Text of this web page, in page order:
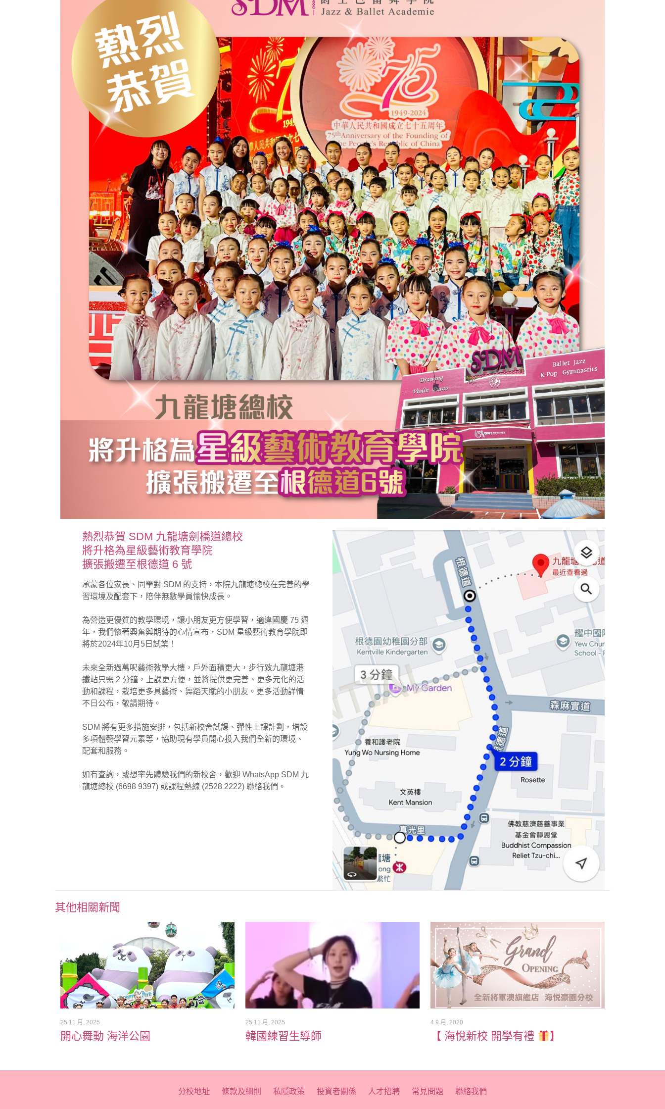
熱烈恭賀 SDM 九龍塘劍橋道總校
將升格為星級藝術教育學院
擴張搬遷至根德道 6 號
承蒙各位家長、同學對 SDM 的支持，本院九龍塘總校在完善的學
習環境及配套下，陪伴無數學員愉快成長。
為營造更優質的教學環境，讓小朋友更方便學習，適逢國慶 75 週
年，我們懷著興奮與期待的心情宣布，SDM 星級藝術教育學院即
將於2024年10月5日試業！
未來全新過萬呎藝術教學大樓，戶外面積更大，步行致九龍塘港
鐵站只需 2 分鐘，上課更方便，並將提供更完善、更多元化的活
動和課程，栽培更多具藝術、舞蹈天賦的小朋友。更多活動詳情
不日公布，敬請期待。
SDM 將有更多措施安排，包括新校舍試課、彈性上課計劃，增設
多項體藝學習元素等，協助現有學員開心投入我們全新的環境、
配套和服務。
如有查詢，或想率先體驗我們的新校舍，歡迎 WhatsApp SDM 九
龍塘總校 (6698 9397) 或課程熱線 (2528 2222) 聯絡我們。
其他相關新聞
25 11 月, 2025
開心舞動 海洋公園
25 11 月, 2025
韓國練習生導師
4 9 月, 2020
【 海悅新校 開學有禮 】
分校地址 條款及細則 私隱政策 投資者關係 人才招聘 常見問題 聯絡我們